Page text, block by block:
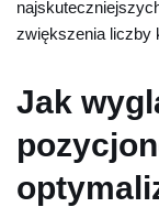
zwiększenia liczby
Jak